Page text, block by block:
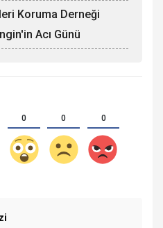
Koruma Derneği
Acı Günü
0 0 0